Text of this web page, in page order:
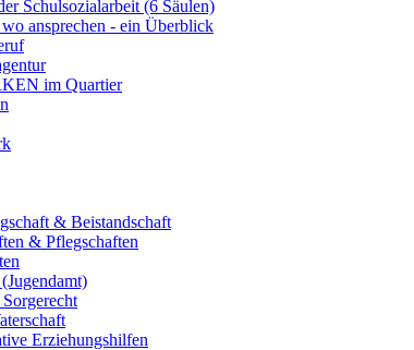
Schulsozialarbeit (6 Säulen)
ansprechen - ein Überblick
im Quartier
& Beistandschaft
& Pflegschaften
Erziehungshilfen